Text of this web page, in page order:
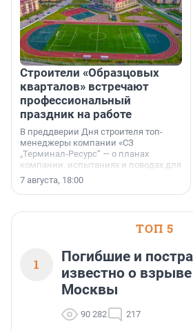
Строители «Образцовых
кварталов» встречают
профессиональный
праздник на работе
В преддверии Дня строителя топ-
менеджеры компании «СЗ
„Терминал-Ресурс“ — о планах
компании, испытаниях и поводах для
осторожного оптимизма.
7 августа, 18:00
ТОП 5
1
Погибшие и
известно о
Москвы
90 282 217